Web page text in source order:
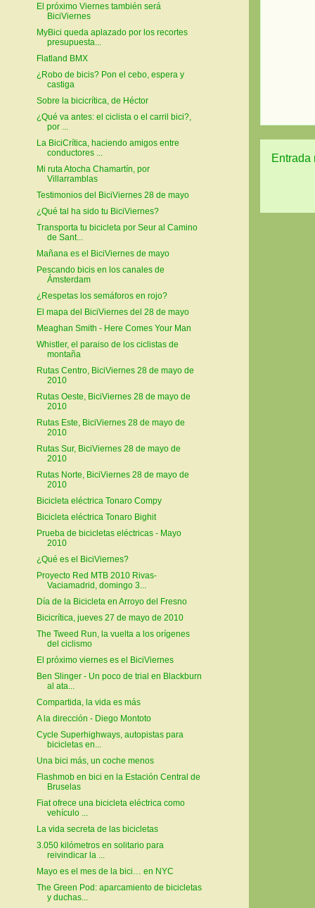
Entrada
El próximo Viernes también será
BiciViernes
MyBici queda aplazado por los recortes
presupuesta...
Flatland BMX
¿Robo de bicis? Pon el cebo, espera y
castiga
Sobre la bicicrítica, de Héctor
¿Qué va antes: el ciclista o el carril bici?,
por ...
La BiciCrítica, haciendo amigos entre
conductores ...
Mi ruta Atocha Chamartín, por
Villarramblas
Testimonios del BiciViernes 28 de mayo
¿Qué tal ha sido tu BiciViernes?
Transporta tu bicicleta por Seur al Camino
de Sant...
Mañana es el BiciViernes de mayo
Pescando bicis en los canales de
Ámsterdam
¿Respetas los semáforos en rojo?
El mapa del BiciViernes del 28 de mayo
Meaghan Smith - Here Comes Your Man
Whistler, el paraiso de los ciclistas de
montaña
Rutas Centro, BiciViernes 28 de mayo de
2010
Rutas Oeste, BiciViernes 28 de mayo de
2010
Rutas Este, BiciViernes 28 de mayo de
2010
Rutas Sur, BiciViernes 28 de mayo de
2010
Rutas Norte, BiciViernes 28 de mayo de
2010
Bicicleta eléctrica Tonaro Compy
Bicicleta eléctrica Tonaro Bighit
Prueba de bicicletas eléctricas - Mayo
2010
¿Qué es el BiciViernes?
Proyecto Red MTB 2010 Rivas-
Vaciamadrid, domingo 3...
Día de la Bicicleta en Arroyo del Fresno
Bicicrítica, jueves 27 de mayo de 2010
The Tweed Run, la vuelta a los orígenes
del ciclismo
El próximo viernes es el BiciViernes
Ben Slinger - Un poco de trial en Blackburn
al ata...
Compartida, la vida es más
A la dirección - Diego Montoto
Cycle Superhighways, autopistas para
bicicletas en...
Una bici más, un coche menos
Flashmob en bici en la Estación Central de
Bruselas
Fiat ofrece una bicicleta eléctrica como
vehículo ...
La vida secreta de las bicicletas
3.050 kilómetros en solitario para
reivindicar la ...
Mayo es el mes de la bici… en NYC
The Green Pod: aparcamiento de bicicletas
y duchas...